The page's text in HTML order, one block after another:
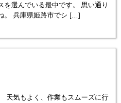
を選んでいる最中です。 思い通り
。 兵庫県姫路市でシ […]
天気もよく、作業もスムーズに行